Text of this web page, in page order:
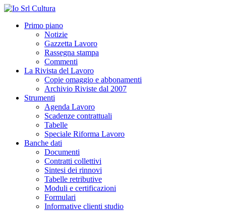
Primo piano
Notizie
Gazzetta Lavoro
Rassegna stampa
Commenti
La Rivista del Lavoro
Copie omaggio e abbonamenti
Archivio Riviste dal 2007
Strumenti
Agenda Lavoro
Scadenze contrattuali
Tabelle
Speciale Riforma Lavoro
Banche dati
Documenti
Contratti collettivi
Sintesi dei rinnovi
Tabelle retributive
Moduli e certificazioni
Formulari
Informative clienti studio